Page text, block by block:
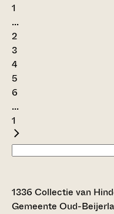
1
...
2
3
4
5
6
...
1
1336 Collectie van
Gemeente Oud-